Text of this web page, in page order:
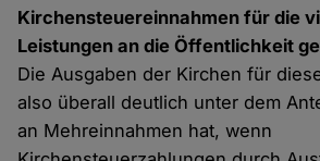
Kirchensteuereinnahmen für die
Leistungen an die Öffentlichkeit
Die Ausgaben der Kirchen für
also überall deutlich unter dem
an Mehreinnahmen hat, wenn